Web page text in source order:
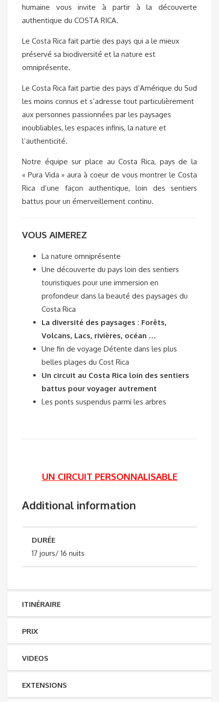
humaine vous invite à partir à la découverte
authentique du COSTA RICA.
Le Costa Rica fait partie des pays qui a le mieux
préservé sa biodiversité et la nature est
omniprésente.
Le Costa Rica fait partie des pays d’Amérique du Sud
les moins connus et s’adresse tout particulièrement
aux personnes passionnées par les paysages
inoubliables, les espaces infinis, la nature et
l’authenticité.
Notre équipe sur place au Costa Rica, pays de la
« Pura Vida » aura à coeur de vous montrer le Costa
Rica d’une façon authentique, loin des sentiers
battus pour un émerveillement continu.
VOUS AIMEREZ
La nature omniprésente
Une découverte du pays loin des sentiers
touristiques pour une immersion en
profondeur dans la beauté des paysages du
Costa Rica
La diversité des paysages : Forêts,
Volcans, Lacs, rivières, océan …
Une fin de voyage Détente dans les plus
belles plages du Cost Rica
Un circuit au Costa Rica loin des sentiers
battus pour voyager autrement
Les ponts suspendus parmi les arbres
UN CIRCUIT PERSONNALISABLE
Additional information
DURÉE
17 jours/ 16 nuits
ITINÉRAIRE
PRIX
VIDEOS
EXTENSIONS